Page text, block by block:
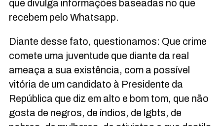
que divulga informações baseadas no que
recebem pelo Whatsapp.
Diante desse fato, questionamos: Que crime
comete uma juventude que diante da real
ameaça a sua existência, com a possível
vitória de um candidato à Presidente da
República que diz em alto e bom tom, que não
gosta de negros, de índios, de lgbts, de